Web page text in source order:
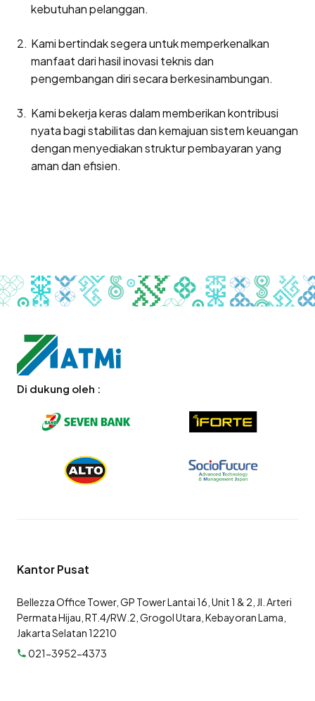
kebutuhan pelanggan.
Kami bertindak segera untuk memperkenalkan
manfaat dari hasil inovasi teknis dan
pengembangan diri secara berkesinambungan.
Kami bekerja keras dalam memberikan kontribusi
nyata bagi stabilitas dan kemajuan sistem keuangan
dengan menyediakan struktur pembayaran yang
aman dan efisien.
Di dukung oleh :
Kantor Pusat
Bellezza Office Tower, GP Tower Lantai 16, Unit 1 & 2, Jl. Arteri
Permata Hijau, RT.4/RW.2, Grogol Utara, Kebayoran Lama,
Jakarta Selatan 12210
021-3952-4373